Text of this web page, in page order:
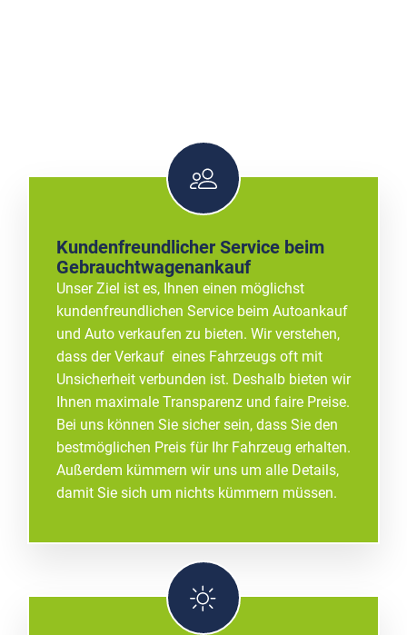
Kundenfreundlicher Service beim
Gebrauchtwagenankauf
Unser Ziel ist es, Ihnen einen möglichst
kundenfreundlichen Service beim Autoankauf
und Auto verkaufen zu bieten. Wir verstehen,
dass der Verkauf eines Fahrzeugs oft mit
Unsicherheit verbunden ist. Deshalb bieten wir
Ihnen maximale Transparenz und faire Preise.
Bei uns können Sie sicher sein, dass Sie den
bestmöglichen Preis für Ihr Fahrzeug erhalten.
Außerdem kümmern wir uns um alle Details,
damit Sie sich um nichts kümmern müssen.